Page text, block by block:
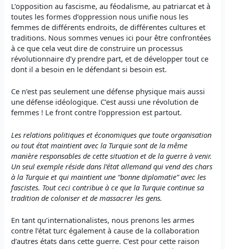
L’opposition au fascisme, au féodalisme, au patriarcat et à
toutes les formes d’oppression nous unifie nous les
femmes de différents endroits, de différentes cultures et
traditions. Nous sommes venues ici pour être confrontées
à ce que cela veut dire de construire un processus
révolutionnaire d’y prendre part, et de développer tout ce
dont il a besoin en le défendant si besoin est.
Ce n’est pas seulement une défense physique mais aussi
une défense idéologique. C’est aussi une révolution de
femmes ! Le front contre l’oppression est partout.
Les relations politiques et économiques que toute organisation
ou tout état maintient avec la Turquie sont de la même
manière responsables de cette situation et de la guerre à venir.
Un seul exemple réside dans l’état allemand qui vend des chars
à la Turquie et qui maintient une “bonne diplomatie” avec les
fascistes. Tout ceci contribue à ce que la Turquie continue sa
tradition de coloniser et de massacrer les gens.
En tant qu’internationalistes, nous prenons les armes
contre l’état turc également à cause de la collaboration
d’autres états dans cette guerre. C’est pour cette raison